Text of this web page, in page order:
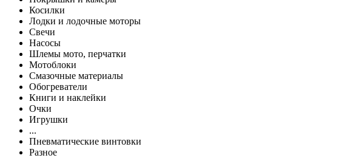
Косилки
Лодки и лодочные моторы
Свечи
Насосы
Шлемы мото, перчатки
Мотоблоки
Смазочные материалы
Обогреватели
Книги и наклейки
Очки
Игрушки
...
Пневматические винтовки
Разное